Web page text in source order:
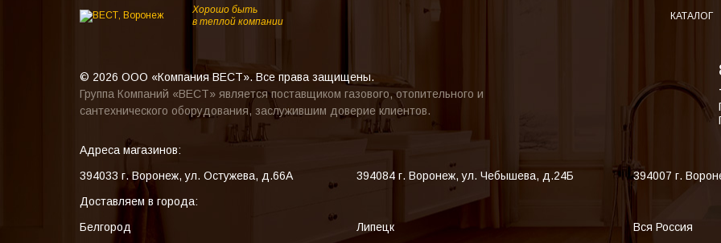
Хорошо быть
в теплой компании
КАТАЛОГ
© 2026 ООО «Компания ВЕСТ». Все права защищены.
Группа Компаний «ВЕСТ» является поставщиком газового, отопительного и
сантехнического оборудования, заслужившим доверие клиентов.
Адреса магазинов:
394033 г. Воронеж,ул. Остужева, д.66А 394084 г. Воронеж,ул. Чебышева, д.24Б 394007 г.
Доставляем в города:
Белгород
Липецк Вся Россия